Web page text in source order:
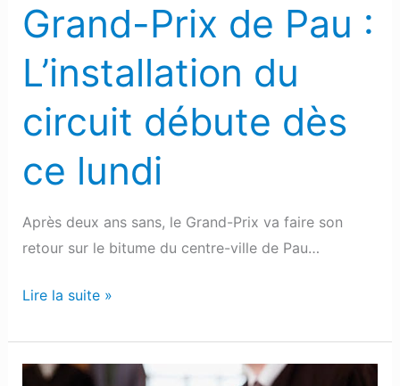
Grand-Prix de Pau :
L’installation du
circuit débute dès
ce lundi
Après deux ans sans, le Grand-Prix va faire son
retour sur le bitume du centre-ville de Pau…
dès
lundi
Lire la suite »
Un